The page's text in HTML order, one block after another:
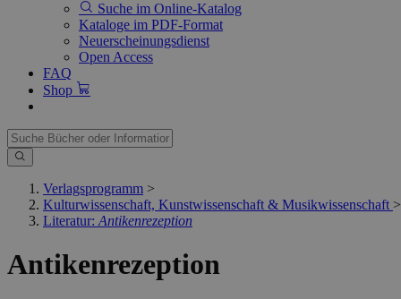
Suche im Online-Katalog
Kataloge im PDF-Format
Neuerscheinungsdienst
Open Access
FAQ
Shop
Verlagsprogramm >
Kulturwissenschaft, Kunstwissenschaft & Musikwissenschaft >
Literatur: Antikenrezeption
Antikenrezeption